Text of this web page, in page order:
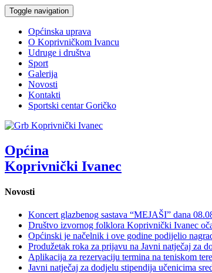
Toggle navigation
Općinska uprava
O Koprivničkom Ivancu
Udruge i društva
Sport
Galerija
Novosti
Kontakti
Sportski centar Goričko
Općina
Koprivnički Ivanec
Novosti
Koncert glazbenog sastava “MEJAŠI” dana
Društvo izvornog folklora Koprivnički Ivanec
Općinski je načelnik i ove godine podijelio
Produžetak roka za prijavu na Javni natječaj za
Aplikacija za rezervaciju termina na teniskom
Javni natječaj za dodjelu stipendija učenicima